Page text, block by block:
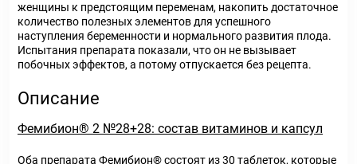
женщины к предстоящим переменам, накопить достаточное
количество полезных элементов для успешного
наступления беременности и нормального развития плода.
Испытания препарата показали, что он не вызывает
побочных эффектов, а потому отпускается без рецепта.
Описание
Фемибион® 2 №28+28: состав витаминов и капсул
Оба препарата Фемибион® состоят из 30 таблеток, которые